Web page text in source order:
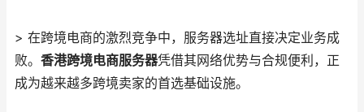
> 在跨境电商的激烈竞争中，服务器选址直接决定业务成
败。 香港跨境电商服务器凭借其网络优势与合规便利，正
成为越来越多跨境卖家的首选基础设施。